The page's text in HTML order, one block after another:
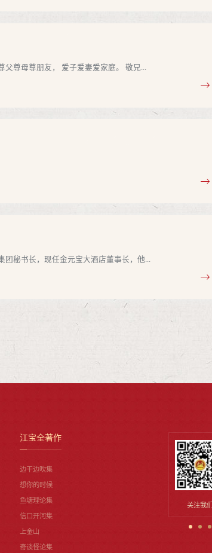
尊母尊朋友， 爱子爱妻爱家庭。 敬兄...
秘书长，现任金元宝大酒店董事长，他...
江宝全著作
边干边吹集
想你的时候
鱼塘理论集
信口开河集
上金山
奇谈怪论集
关注我们